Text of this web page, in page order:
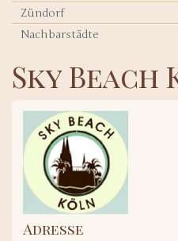
Zündorf
Nachbarstädte
Sky Beach
Adresse